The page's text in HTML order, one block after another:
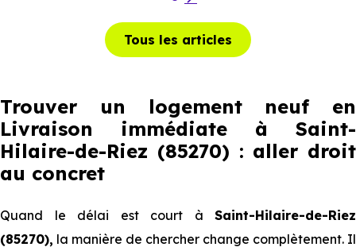
Tous les articles
Trouver un logement neuf en
Livraison immédiate à Saint-
Hilaire-de-Riez (85270) : aller droit
au concret
Quand le délai est court à Saint-Hilaire-de-Riez
(85270), la manière de chercher change complètement. Il